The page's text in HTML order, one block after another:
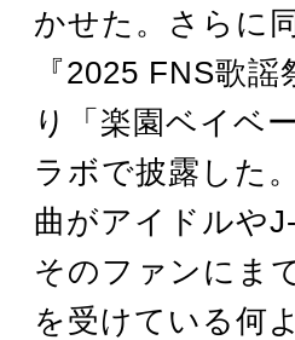
かせた。さらに
『2025 FNS歌
り「楽園ベイベ
ラボで披露した
曲がアイドルや
そのファンにま
を受けている何